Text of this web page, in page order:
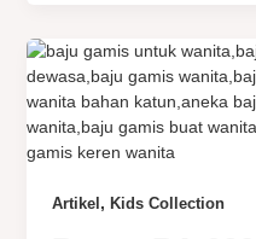
Artikel , Kids Collection